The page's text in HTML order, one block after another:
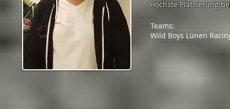
Höchste Platzierung
Teams:
Wild Boys Lünen